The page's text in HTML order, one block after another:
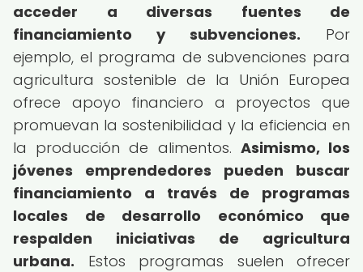
acceder a diversas fuentes de
financiamiento y subvenciones. Por
ejemplo, el programa de subvenciones para
agricultura sostenible de la Unión Europea
ofrece apoyo financiero a proyectos que
promuevan la sostenibilidad y la eficiencia en
la producción de alimentos. Asimismo, los
jóvenes emprendedores pueden buscar
financiamiento a través de programas
locales de desarrollo económico que
respalden iniciativas de agricultura
urbana. Estos programas suelen ofrecer